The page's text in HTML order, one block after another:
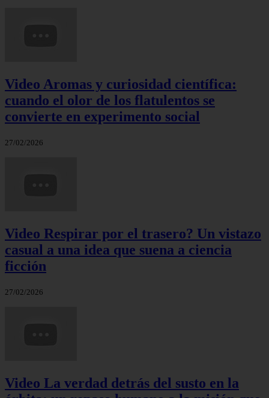
Video Aromas y curiosidad científica:
cuando el olor de los flatulentos se
convierte en experimento social
27/02/2026
Video Respirar por el trasero? Un vistazo
casual a una idea que suena a ciencia
ficción
27/02/2026
Video La verdad detrás del susto en la